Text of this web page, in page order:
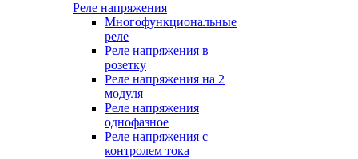
Реле напряжения
Многофункциональные
реле
Реле напряжения в
розетку
Реле напряжения на 2
модуля
Реле напряжения
однофазное
Реле напряжения с
контролем тока